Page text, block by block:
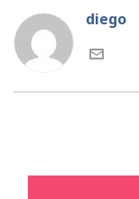
diego